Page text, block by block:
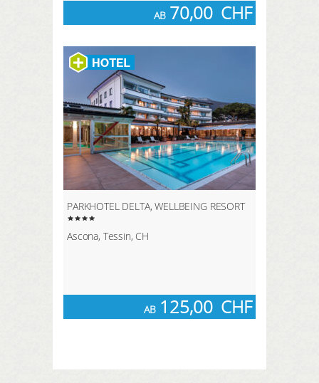
AB70,00 CHF
PARKHOTEL DELTA, WELLBEING RESORT
Ascona, Tessin, CH
AB125,00 CHF